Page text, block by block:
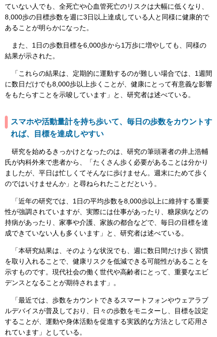
ていない人でも、全死亡や心血管死亡のリスクは大幅に低くなり、
8,000歩の目標歩数を週に3日以上達成している人と同様に健康的で
あることが明らかになった。
また、1日の歩数目標を6,000歩から1万歩に増やしても、同様の
結果が示された。
「これらの結果は、定期的に運動するのが難しい場合では、1週間
に数日だけでも8,000歩以上歩くことが、健康にとって有意義な影響
をもたらすことを示唆しています」と、研究者は述べている。
スマホや活動量計を持ち歩いて、毎日の歩数をカウントす
れば、目標を達成しやすい
研究を始めるきっかけとなったのは、研究の筆頭著者の井上浩輔
氏が内科外来で患者から、「たくさん歩く必要があることは分かり
ましたが、平日は忙しくてそんなに歩けません。週末にためて歩く
のではいけませんか」と尋ねられたことだという。
「近年の研究では、1日の平均歩数を8,000歩以上に維持する重要
性が強調されていますが、実際には仕事があったり、糖尿病などの
持病があったり、家事や介護、家族の都合などで、毎日の目標を達
成できていない人も多くいます」と、研究者は述べている。
「本研究結果は、そのような状況でも、週に数日間だけ歩く習慣
を取り入れることで、健康リスクを低減できる可能性があることを
示すものです。現代社会の働く世代や高齢者にとって、重要なエビ
デンスとなることが期待されます」。
「最近では、歩数をカウントできるスマートフォンやウェアラブ
ルデバイスが普及しており、日々の歩数をモニターし、目標を設定
することが、運動や身体活動を促進する実践的な方法として応用さ
れています」としている。